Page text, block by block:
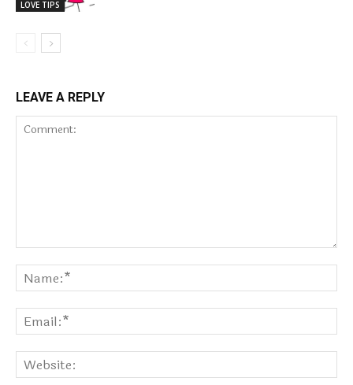
LOVE TIPS
LEAVE A REPLY